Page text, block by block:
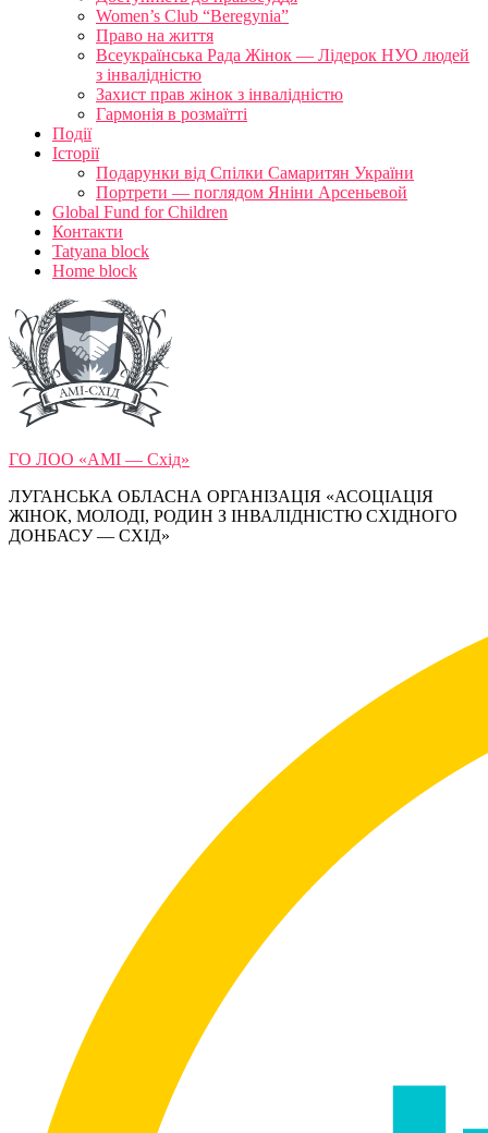
Women’s Club “Beregynia”
Право на життя
Всеукраїнська Рада Жінок — Лідерок НУО людей
з інвалідністю
Захист прав жінок з інвалідністю
Гармонія в розмаїтті
Події
Історії
Подарунки від Спілки Самаритян України
Портрети — поглядом Яніни Арсеньевой
Global Fund for Children
Контакти
Tatyana block
Home block
ГО ЛОО «АМІ — Схід»
ЛУГАНСЬКА ОБЛАСНА ОРГАНІЗАЦІЯ «АСОЦІАЦІЯ
ЖІНОК, МОЛОДІ, РОДИН З ІНВАЛІДНІСТЮ СХІДНОГО
ДОНБАСУ — СХІД»